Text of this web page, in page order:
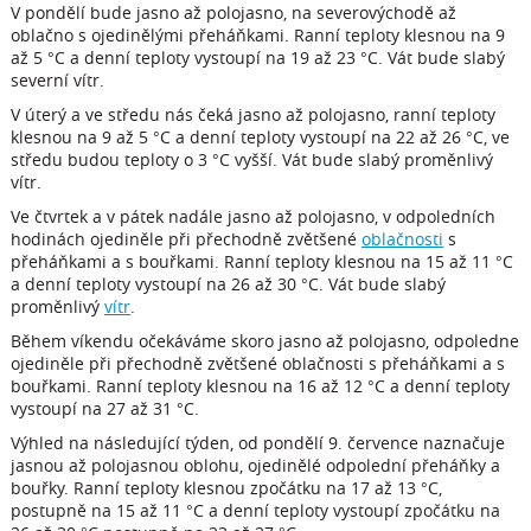
V pondělí bude jasno až polojasno, na severovýchodě až
oblačno s ojedinělými přeháňkami. Ranní teploty klesnou na 9
až 5 °C a denní teploty vystoupí na 19 až 23 °C. Vát bude slabý
severní vítr.
V úterý a ve středu nás čeká jasno až polojasno, ranní teploty
klesnou na 9 až 5 °C a denní teploty vystoupí na 22 až 26 °C, ve
středu budou teploty o 3 °C vyšší. Vát bude slabý proměnlivý
vítr.
Ve čtvrtek a v pátek nadále jasno až polojasno, v odpoledních
hodinách ojediněle při přechodně zvětšené oblačnosti s
přeháňkami a s bouřkami. Ranní teploty klesnou na 15 až 11 °C
a denní teploty vystoupí na 26 až 30 °C. Vát bude slabý
proměnlivý vítr.
Během víkendu očekáváme skoro jasno až polojasno, odpoledne
ojediněle při přechodně zvětšené oblačnosti s přeháňkami a s
bouřkami. Ranní teploty klesnou na 16 až 12 °C a denní teploty
vystoupí na 27 až 31 °C.
Výhled na následující týden, od pondělí 9. července naznačuje
jasnou až polojasnou oblohu, ojedinělé odpolední přeháňky a
bouřky. Ranní teploty klesnou zpočátku na 17 až 13 °C,
postupně na 15 až 11 °C a denní teploty vystoupí zpočátku na